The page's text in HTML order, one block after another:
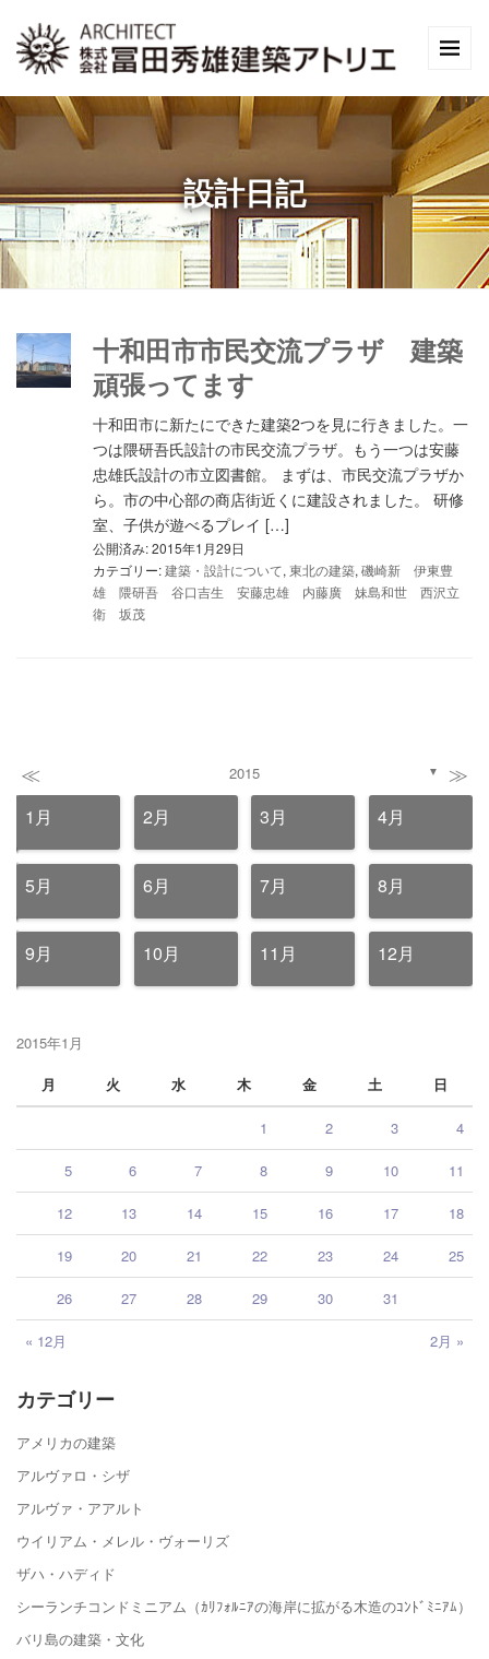
設計日記
十和田市市民交流プラザ 建築
頑張ってます
十和田市に新たにできた建築2つを見に行きました。一
つは隈研吾氏設計の市民交流プラザ。もう一つは安藤
忠雄氏設計の市立図書館。 まずは、市民交流プラザか
ら。市の中心部の商店街近くに建設されました。 研修
室、子供が遊べるプレイ […]
公開済み: 2015年1月29日
カテゴリー:建築・設計について, 東北の建築, 磯崎新 伊東豊
雄 隈研吾 谷口吉生 安藤忠雄 内藤廣 妹島和世 西沢立
衛 坂茂
≪ 2015 ▼ ≫
1月 2月 3月 4月
5月 6月 7月 8月
9月 10月 11月 12月
2015年1月
月
火 水 木 金 土 日
« 12月 2月 »
1 2 3 4
5 6 7 8 9 10 11
12 13 14 15 16 17 18
19 20 21 22 23 24 25
26 27 28 29 30 31
カテゴリー
アメリカの建築
アルヴァロ・シザ
アルヴァ・アアルト
ウイリアム・メレル・ヴォーリズ
ザハ・ハディド
シーランチコンドミニアム（ｶﾘﾌｫﾙﾆｱの海岸に拡がる木造のｺﾝﾄﾞﾐﾆｱﾑ）
バリ島の建築・文化